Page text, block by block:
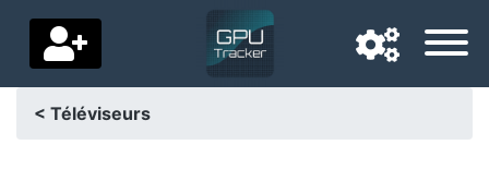
< Téléviseurs